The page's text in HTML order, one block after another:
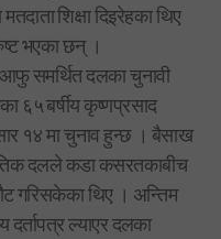
शिक्षा दिइरेहका थिए
भएका छन् ।
आफु समर्थित दलका चुनावी
६५ बर्षीय कृष्णप्रसाद
१४ मा चुनाव हुन्छ । बैसाख
दलले कडा कसरतकाबीच
गरिसकेका थिए । अन्तिम
दर्तापत्र ल्याएर दलका